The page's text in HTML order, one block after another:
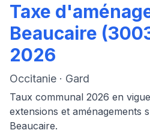
Taxe
Beaucaire
2026
Occitanie · Gard
Taux communal 2026 en
extensions et aménagements
Beaucaire.